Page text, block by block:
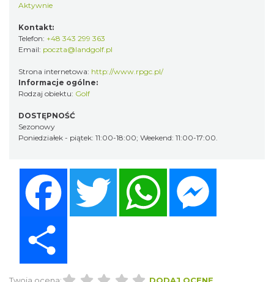
Aktywnie
Kontakt:
Telefon: +48 343 299 363
Email: poczta@landgolf.pl
Strona internetowa: http://www.rpgc.pl/
Informacje ogólne:
Rodzaj obiektu: Golf
DOSTĘPNOŚĆ
Sezonowy
Poniedziałek - piątek: 11:00-18:00; Weekend: 11:00-17:00.
Twitter WhatsApp